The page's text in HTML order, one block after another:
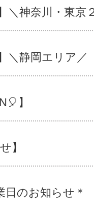
＼神奈川・東京
＼静岡エリア／
】
】
日のお知らせ＊